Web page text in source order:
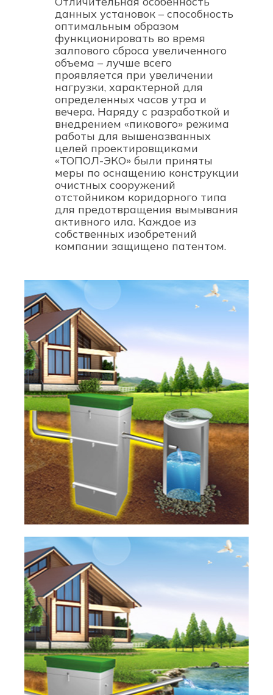
данных установок – способность
оптимальным образом
функционировать во время
залпового сброса увеличенного
объема – лучше всего
проявляется при увеличении
нагрузки, характерной для
определенных часов утра и
вечера. Наряду с разработкой и
внедрением «пикового» режима
работы для вышеназванных
целей проектировщиками
«ТОПОЛ-ЭКО» были приняты
меры по оснащению конструкции
очистных сооружений
отстойником коридорного типа
для предотвращения вымывания
активного ила. Каждое из
собственных изобретений
компании защищено патентом.